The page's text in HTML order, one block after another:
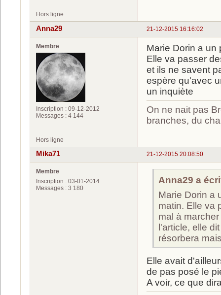
Hors ligne
21-12-2015 16:16:02
Anna29
Membre
Inscription : 09-12-2012
Messages : 4 144
Marie Dorin a un
Elle va passer
et ils ne savent
espère qu'avec
un inquiète
On ne nait pas
branches, du
Hors ligne
21-12-2015 20:08:50
Mika71
Membre
Inscription : 03-01-2014
Messages : 3 180
Anna29 a
Marie Dorin a
matin. Elle va
mal à
l'article, elle
résorbera
Elle avait
de pas posé le
A voir, ce que